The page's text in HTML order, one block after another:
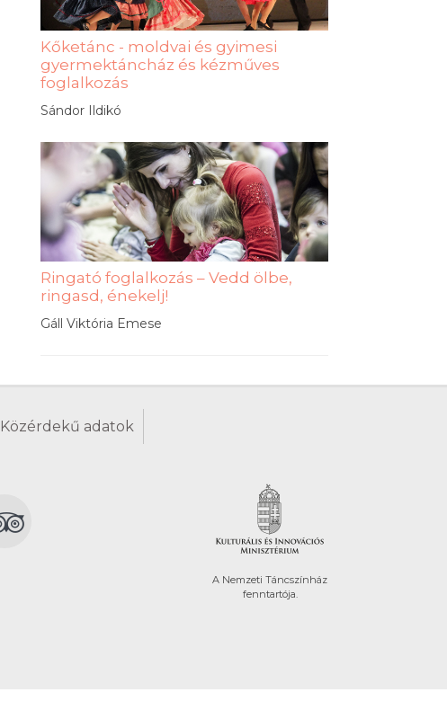
Kőketánc - moldvai és gyimesi
gyermektáncház és kézműves
foglalkozás
Sándor Ildikó
Ringató foglalkozás – Vedd ölbe,
ringasd, énekelj!
Gáll Viktória Emese
Közérdekű adatok
A Nemzeti Táncszínház
fenntartója.